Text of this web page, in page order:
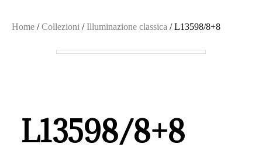
Home /Collezioni /Illuminazione classica /L13598/8+8
L13598/8+8